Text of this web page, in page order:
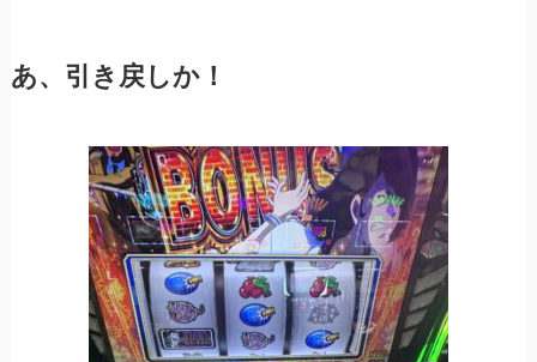
あ、引き戻しか！